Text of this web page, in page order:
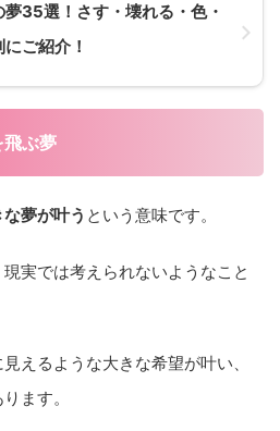
夢35選！さす・壊れる・色・
ご紹介！
飛ぶ夢
な夢が叶う という意味です。
実では考えられないようなこと
えるような大きな希望が叶い、
ます。